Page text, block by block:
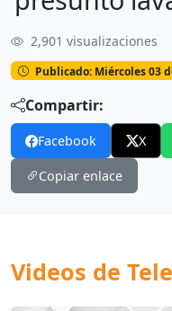
2,901 visualizaciones
Publicado: Miércoles 03
Compartir:
Facebook X
Copiar enlace
Videos de